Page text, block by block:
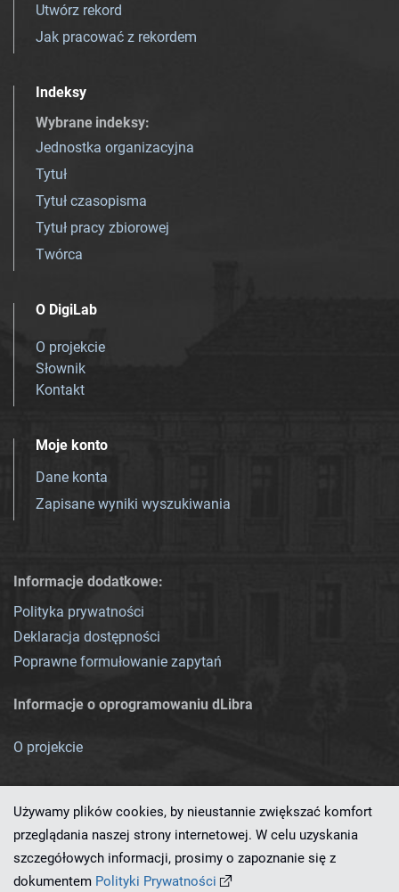
Utwórz rekord
Jak pracować z rekordem
Indeksy
Wybrane indeksy:
Jednostka organizacyjna
Tytuł
Tytuł czasopisma
Tytuł pracy zbiorowej
Twórca
O DigiLab
O projekcie
Słownik
Kontakt
Moje konto
Dane konta
Zapisane wyniki wyszukiwania
Informacje dodatkowe:
Polityka prywatności
Deklaracja dostępności
Poprawne formułowanie zapytań
Informacje o oprogramowaniu dLibra
O projekcie
Ten serwis działa dzięki oprogramowaniu
Używamy plików cookies, by nieustannie zwiększać komfort
przeglądania naszej strony internetowej. W celu uzyskania
szczegółowych informacji, prosimy o zapoznanie się z
dokumentem Polityki Prywatności